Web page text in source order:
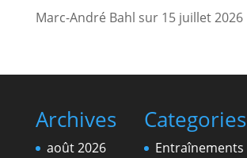
Marc-André Bahl sur 15 juillet 2026
Archives
août 2026
Categories
Entraînements